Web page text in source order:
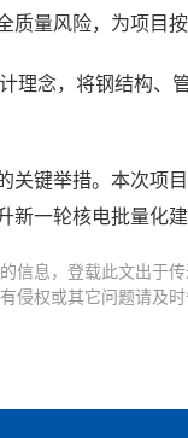
量风险，为项目
理念，将钢结构
关键举措。本次项
一轮核电批量化
信息，登载此文出于
侵权或其它问题请及